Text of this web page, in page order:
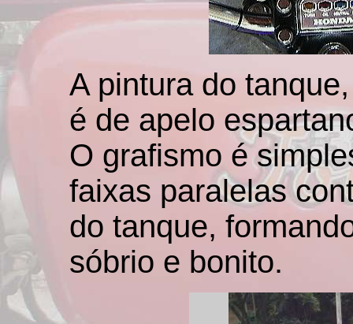
A pintura do
é de apelo
O grafismo é
faixas paralelas
do tanque,
sóbrio e bonito.